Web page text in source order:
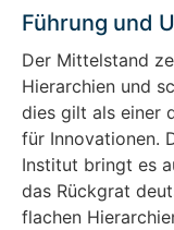
Führung und
Der Mittelstand
Hierarchien und
dies gilt als einer
für Innovationen.
Institut bringt es
das Rückgrat
flachen